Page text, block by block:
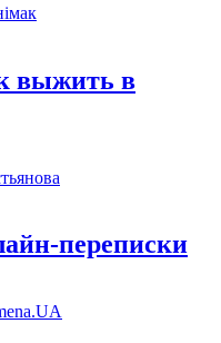
выжить в
переписки